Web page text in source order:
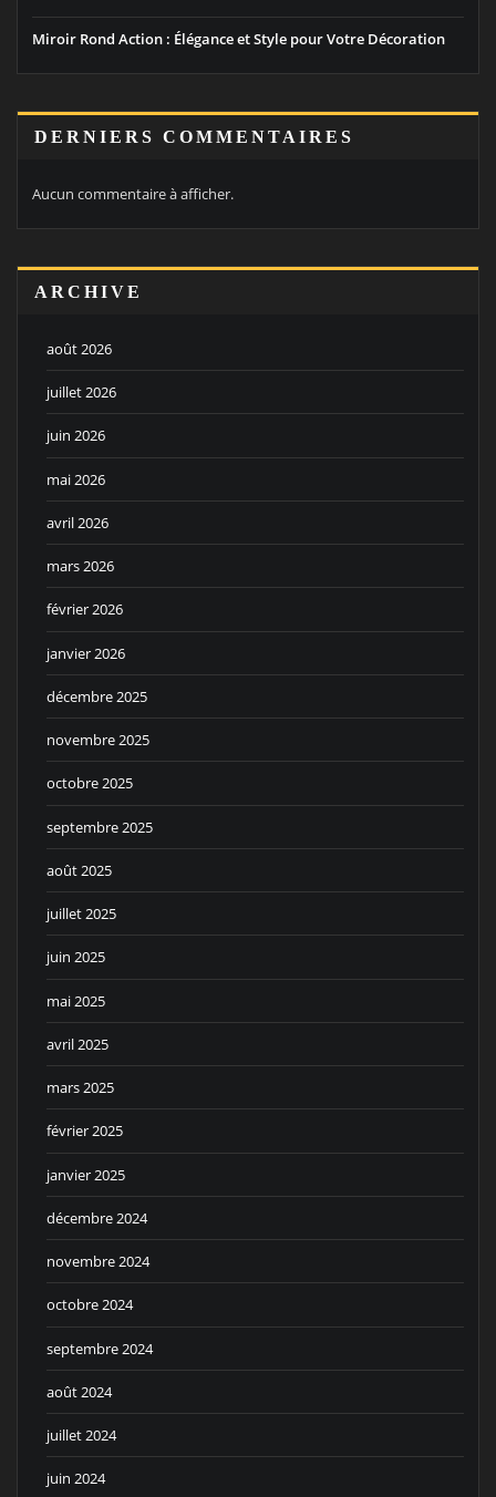
Miroir Rond Action : Élégance et Style pour Votre Décoration
DERNIERS COMMENTAIRES
Aucun commentaire à afficher.
ARCHIVE
août 2026
juillet 2026
juin 2026
mai 2026
avril 2026
mars 2026
février 2026
janvier 2026
décembre 2025
novembre 2025
octobre 2025
septembre 2025
août 2025
juillet 2025
juin 2025
mai 2025
avril 2025
mars 2025
février 2025
janvier 2025
décembre 2024
novembre 2024
octobre 2024
septembre 2024
août 2024
juillet 2024
juin 2024